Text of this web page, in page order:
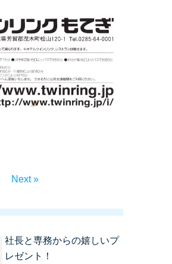
Next »
社長と専務からの嬉しいプ
レゼント！